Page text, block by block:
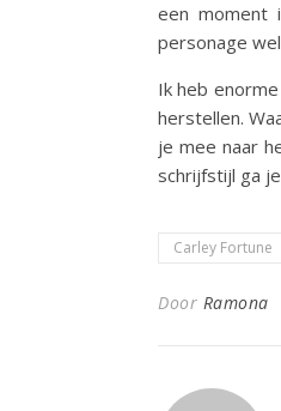
een moment
personage
Ik heb
herstellen.
je mee naar
schrijfstijl ga
Carley Fortune
Door Ramona